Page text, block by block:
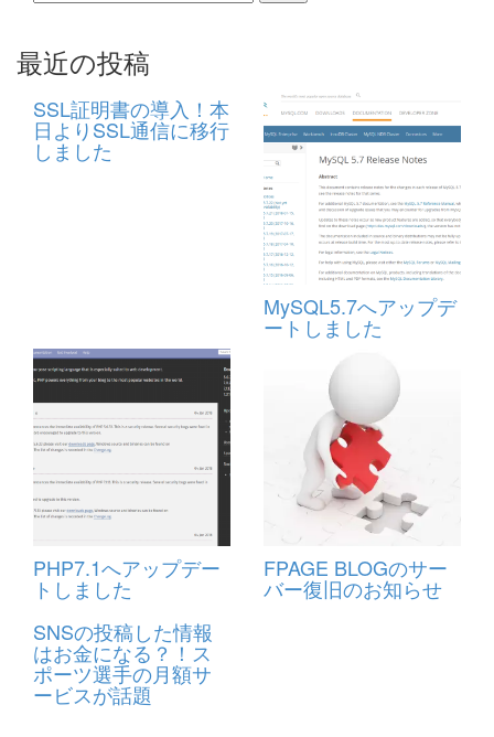
最近の投稿
SSL証明書の導入！本
日よりSSL通信に移行
しました
MySQL5.7へアップデ
ートしました
PHP7.1へアップデー
トしました
FPAGE BLOGのサー
バー復旧のお知らせ
SNSの投稿した情報
はお金になる？！ス
ポーツ選手の月額サ
ービスが話題